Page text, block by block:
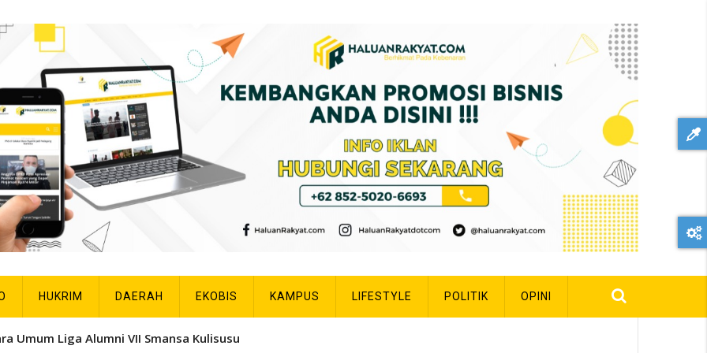
HUKRIM DAERAH EKOBIS KAMPUS LIFESTYLE POLITIK OPINI
Umum Liga Alumni VII Smansa Kulisusu